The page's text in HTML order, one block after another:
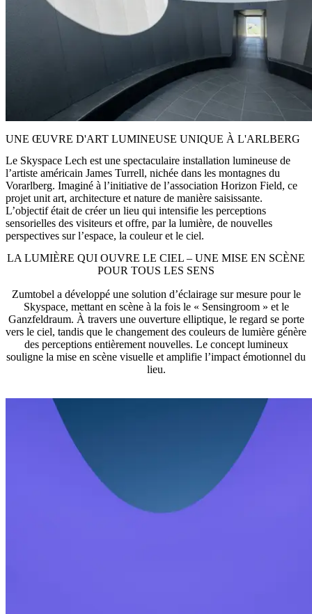
UNE ŒUVRE D'ART LUMINEUSE UNIQUE À L'ARLBERG
Le Skyspace Lech est une spectaculaire installation lumineuse de
l’artiste américain James Turrell, nichée dans les montagnes du
Vorarlberg. Imaginé à l’initiative de l’association Horizon Field, ce
projet unit art, architecture et nature de manière saisissante.
L’objectif était de créer un lieu qui intensifie les perceptions
sensorielles des visiteurs et offre, par la lumière, de nouvelles
perspectives sur l’espace, la couleur et le ciel.
LA LUMIÈRE QUI OUVRE LE CIEL – UNE MISE EN SCÈNE
POUR TOUS LES SENS
Zumtobel a développé une solution d’éclairage sur mesure pour le
Skyspace, mettant en scène à la fois le « Sensingroom » et le
Ganzfeldraum. À travers une ouverture elliptique, le regard se porte
vers le ciel, tandis que le changement des couleurs de lumière génère
des perceptions entièrement nouvelles. Le concept lumineux
souligne la mise en scène visuelle et amplifie l’impact émotionnel du
lieu.